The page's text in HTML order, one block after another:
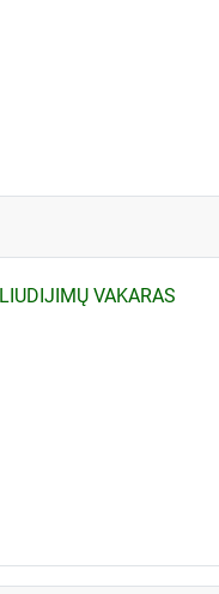
susivienijimų nuostatų
VAKARAS